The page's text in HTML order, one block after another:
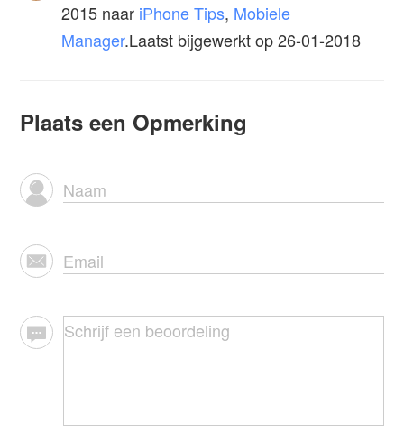
2015 naar iPhone Tips, Mobiele
Manager.Laatst bijgewerkt op 26-01-2018
Plaats een Opmerking